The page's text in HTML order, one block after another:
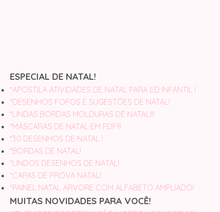
ESPECIAL DE NATAL!
*APOSTILA ATIVIDADES DE NATAL PARA ED INFANTIL !
*DESENHOS FOFOS E SUGESTÕES DE NATAL!
*LINDAS BORDAS MOLDURAS DE NATAL!!!
*MÁSCARAS DE NATAL EM PDF!!!
*30 DESENHOS DE NATAL !
*BORDAS DE NATAL!
*LINDOS DESENHOS DE NATAL!
*CAPAS DE PROVA NATAL!
*PAINEL NATAL ÁRVORE COM ALFABETO AMPLIADO!
MUITAS NOVIDADES PARA VOCÊ!